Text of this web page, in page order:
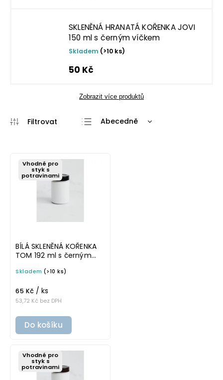
SKLENĚNÁ HRANATÁ KOŘENKA JOVI
150 ml s černým víčkem
Skladem (>10 ks)
50 Kč
Zobrazit více produktů
Abecedně
Vhodné pro
styk s
potravinami
BÍLÁ SKLENĚNÁ KOŘENKA
TOM 192 ml s černým
Skladem (>10 ks)
53,72 Kč bez DPH
65 Kč / ks
Do košíku
Vhodné pro
styk s
potravinami